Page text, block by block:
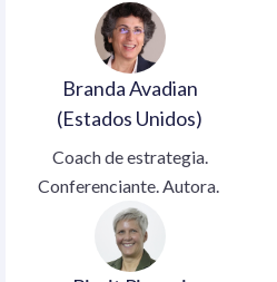
Branda Avadian
(Estados Unidos)
Coach de estrategia.
Conferenciante. Autora.